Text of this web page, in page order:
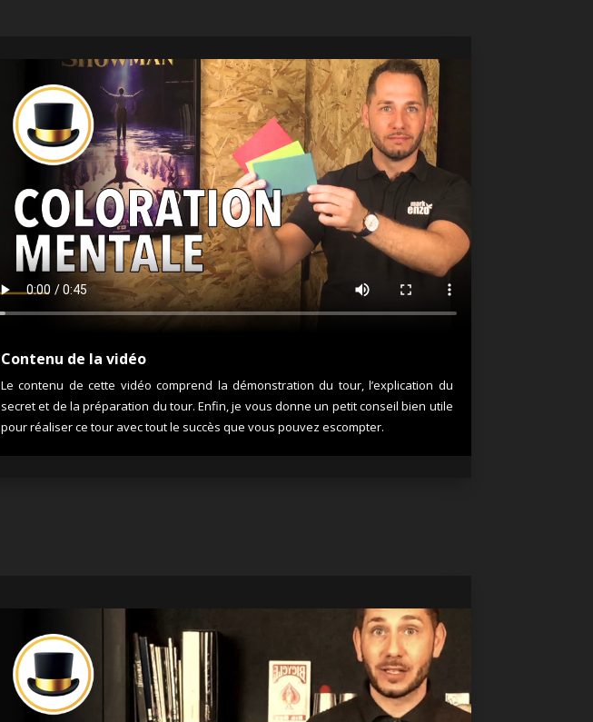
Contenu de la vidéo
Le contenu de cette vidéo comprend la démonstration du tour, l’explication du
secret et de la préparation du tour. Enfin, je vous donne un petit conseil bien utile
pour réaliser ce tour avec tout le succès que vous pouvez escompter.